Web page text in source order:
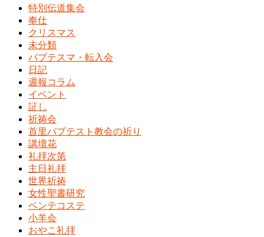
特別伝道集会
奉仕
クリスマス
未分類
バプテスマ・転入会
日記
週報コラム
イベント
証し
祈祷会
首里バプテスト教会の祈り
講壇花
礼拝次第
主日礼拝
世界祈祷
女性聖書研究
ペンテコステ
小羊会
おやこ礼拝